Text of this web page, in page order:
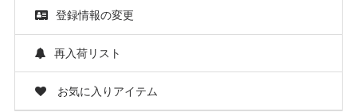
登録情報の変更
再入荷リスト
お気に入りアイテム